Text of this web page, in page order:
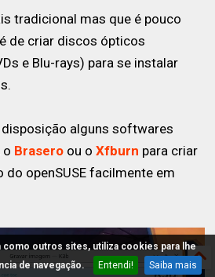
tradicional mas que é pouco
de criar discos ópticos
e Blu-rays) para se instalar
alguns softwares
o Brasero ou oXfburn para criar
do openSUSE facilmente em
como outros sites, utiliza cookies para lhe
de navegação.
Entendi! Saiba mais